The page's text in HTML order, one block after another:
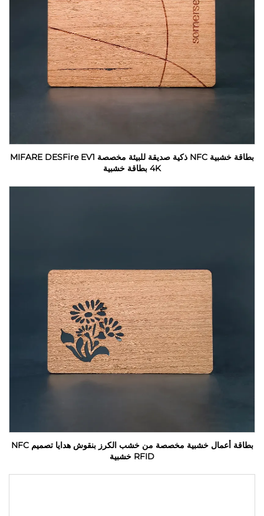
بطاقة خشبية NFC ذكية صديقة للبيئة مخصصة MIFARE DESFire EV1
4K بطاقة خشبية
بطاقة أعمال خشبية مخصصة من خشب الكرز بنقوش هدايا تصميم NFC
RFID خشبية